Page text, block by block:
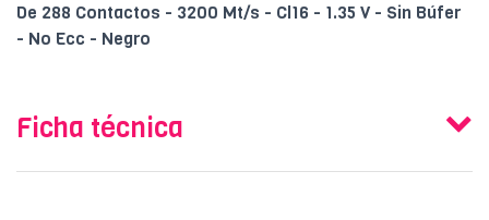
De 288 Contactos - 3200 Mt/s - Cl16 - 1.35 V - Sin Búfer
- No Ecc - Negro
Ficha técnica